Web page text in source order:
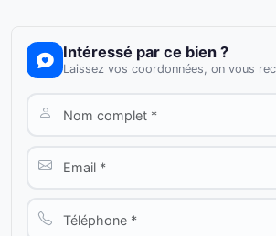
Intéressé par ce bien ?
Laissez vos coordonnées, on vous